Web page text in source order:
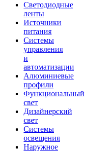
Светодиодные
ленты
Источники
питания
Системы
управления
и
автоматизации
Алюминиевые
профили
Функциональный
свет
Дизайнерский
свет
Системы
освещения
Наружное